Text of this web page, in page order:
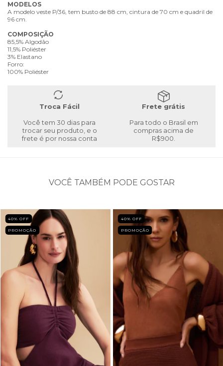
MODELOS
A modelo veste P/36, tem busto de 88 cm, cintura de 70 cm e quadril de
96 cm.
COMPOSIÇÃO
85,5% Algodão
11,5% Poliéster
3% Elastano
Forro:
100% Poliéster
Troca Fácil
Você tem 30 dias para
trocar seu produto, e o
frete é por nossa conta
Frete grátis
Para todo o Brasil em
compras acima de
R$900.
VOCÊ TAMBÉM PODE GOSTAR
40% OFF
PROMOÇÃO
40% OFF
PROMOÇÃO